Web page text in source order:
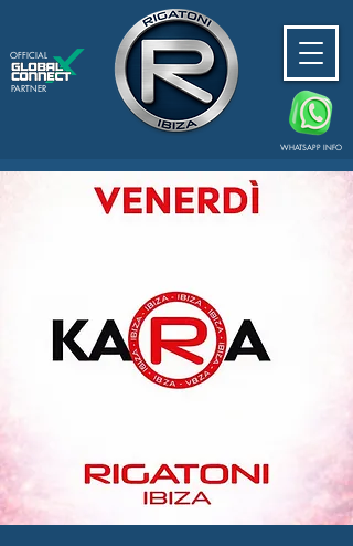
PARTNER
OFFICIAL
WHATSAPP INFO